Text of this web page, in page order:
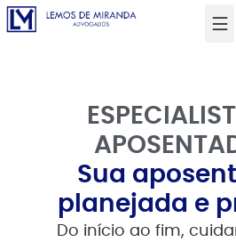
Sua
planejada e
Do início ao fim,